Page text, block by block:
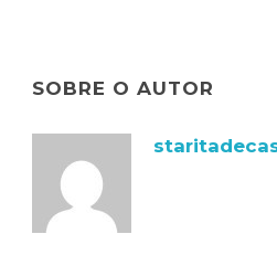
SOBRE O AUTOR